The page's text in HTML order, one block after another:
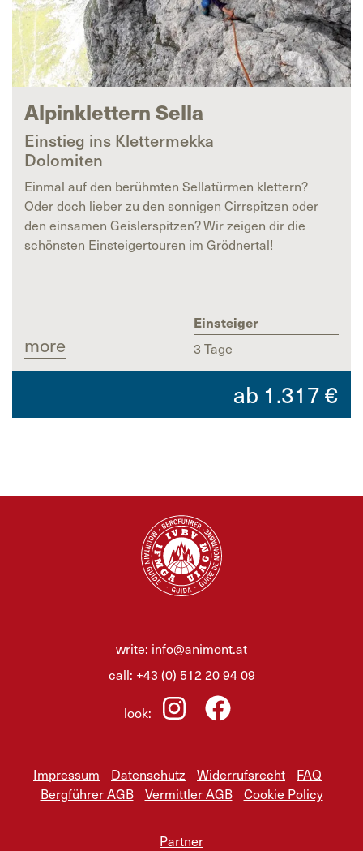
Alpinklettern Sella
Einstieg ins Klettermekka
Dolomiten
Einmal auf den berühmten Sellatürmen klettern?
Oder doch lieber zu den sonnigen Cirrspitzen oder
den einsamen Geislerspitzen? Wir zeigen dir die
schönsten Einsteigertouren im Grödnertal!
more
Einsteiger
3 Tage
ab 1.317€
write: info@animont.at
call: +43 (0) 512 20 94 09
look:
Impressum Datenschutz Widerrufsrecht
FAQ
Bergführer AGB
Vermittler AGB Cookie Policy
Partner